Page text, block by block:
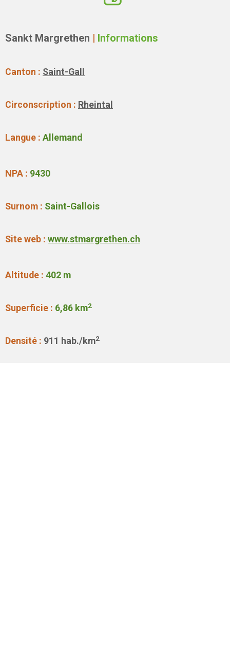
Sankt Margrethen Informations
Canton : Saint-Gall
Circonscription : Rheintal
Langue : Allemand
NPA : 9430
Surnom : Saint-Gallois
Site web : www.stmargrethen.ch
Altitude : 402 m
Superficie : 6,86 km2
Densité : 911 hab./km2